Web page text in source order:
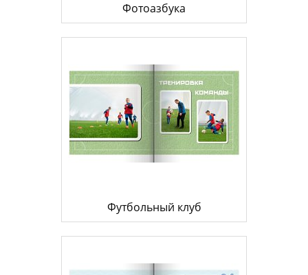
Фотоазбука
Футбольный клуб